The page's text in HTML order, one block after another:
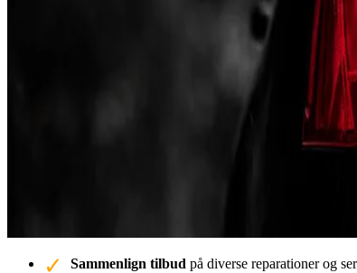
Sammenlign tilbud på diverse reparationer og